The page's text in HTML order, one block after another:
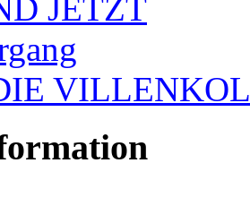
JETZT